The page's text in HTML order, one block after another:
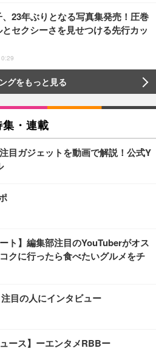
23年ぶりとなる写真集発売！圧巻
セクシーさを見せつける先行カッ
グをもっと見る
集・連載
目ガジェットを動画で解説！公式Y
ト】編集部注目のYouTuberがオス
クに行ったら食べたいグルメをチ
目の人にインタビュー
ース】ーエンタメRBBー